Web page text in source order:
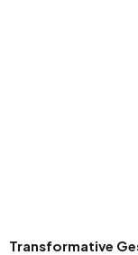
Transformative